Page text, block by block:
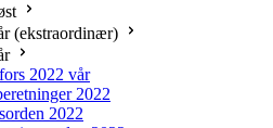
(ekstraordinær)
2022 vår
2022
2022